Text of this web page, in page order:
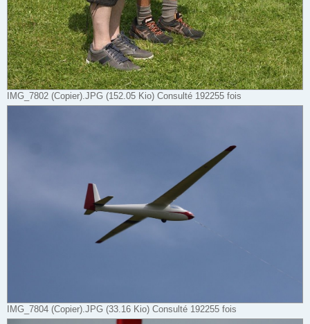
IMG_7802 (Copier).JPG (152.05 Kio) Consulté 192255 fois
IMG_7804 (Copier).JPG (33.16 Kio) Consulté 192255 fois